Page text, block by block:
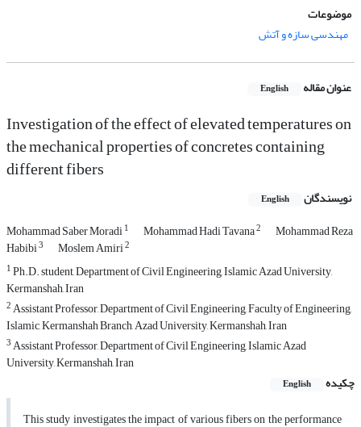
موضوعات
مهندسی سازه و آتش
عنوان مقاله English
Investigation of the effect of elevated temperatures on
the mechanical properties of concretes containing
different fibers
نویسندگان English
Mohammad Saber Moradi1 Mohammad Hadi Tavana2 Mohammad Reza
Habibi3 Moslem Amiri2
1Ph.D. student, Department of Civil Engineering, Islamic Azad University,
Kermanshah, Iran
2Assistant Professor, Department of Civil Engineering, Faculty of Engineering,
Islamic, Kermanshah Branch, Azad University, Kermanshah, Iran
3Assistant Professor, Department of Civil Engineering, Islamic Azad
University, Kermanshah, Iran
چکیده
English
This study investigates the impact of various fibers on the performance